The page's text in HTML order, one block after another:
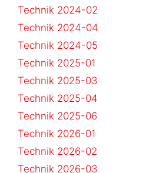
Technik 2024-02
Technik 2024-04
Technik 2024-05
Technik 2025-01
Technik 2025-03
Technik 2025-04
Technik 2025-06
Technik 2026-01
Technik 2026-02
Technik 2026-03